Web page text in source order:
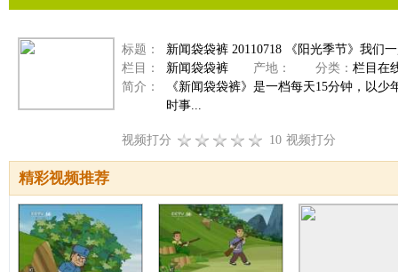
标题：
新闻袋袋裤 20110718 《阳光季节》我们
栏目：
新闻袋袋裤 产地： 分类： 栏目在
简介：
《新闻袋袋裤》是一档每天15分钟，以
时事...
视频打分 10 视频打分
精彩视频推荐